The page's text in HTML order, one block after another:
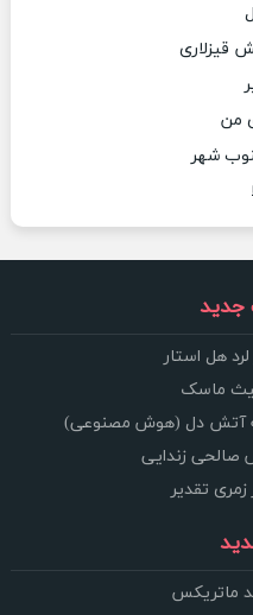
قیزلاری
من
شهر
هل استار
ماسک
آتش دل (هوش مصنوعی)
صالحی زندایی
زمری تقدیر
ماتریکس